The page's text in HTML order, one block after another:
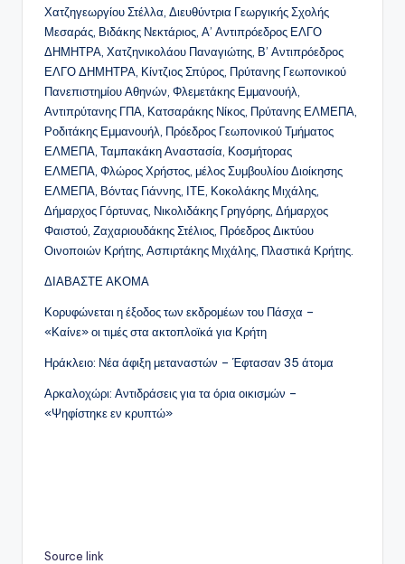
Χατζηγεωργίου Στέλλα, Διευθύντρια Γεωργικής Σχολής
Μεσαράς, Βιδάκης Νεκτάριος, Α’ Αντιπρόεδρος ΕΛΓΟ
ΔΗΜΗΤΡΑ, Χατζηνικολάου Παναγιώτης, Β’ Αντιπρόεδρος
ΕΛΓΟ ΔΗΜΗΤΡΑ, Κίντζιος Σπύρος, Πρύτανης Γεωπονικού
Πανεπιστημίου Αθηνών, Φλεμετάκης Εμμανουήλ,
Αντιπρύτανης ΓΠΑ, Κατσαράκης Νίκος, Πρύτανης ΕΛΜΕΠΑ,
Ροδιτάκης Εμμανουήλ, Πρόεδρος Γεωπονικού Τμήματος
ΕΛΜΕΠΑ, Ταμπακάκη Αναστασία, Κοσμήτορας
ΕΛΜΕΠΑ, Φλώρος Χρήστος, μέλος Συμβουλίου Διοίκησης
ΕΛΜΕΠΑ, Βόντας Γιάννης, ΙΤΕ, Κοκολάκης Μιχάλης,
Δήμαρχος Γόρτυνας, Νικολιδάκης Γρηγόρης, Δήμαρχος
Φαιστού, Ζαχαριουδάκης Στέλιος, Πρόεδρος Δικτύου
Οινοποιών Κρήτης, Ασπιρτάκης Μιχάλης, Πλαστικά Κρήτης.
ΔΙΑΒΑΣΤΕ ΑΚΟΜΑ
Κορυφώνεται η έξοδος των εκδρομέων του Πάσχα –
«Καίνε» οι τιμές στα ακτοπλοϊκά για Κρήτη
Ηράκλειο: Νέα άφιξη μεταναστών – Έφτασαν 35 άτομα
Αρκαλοχώρι: Αντιδράσεις για τα όρια οικισμών –
«Ψηφίστηκε εν κρυπτώ»
Source link